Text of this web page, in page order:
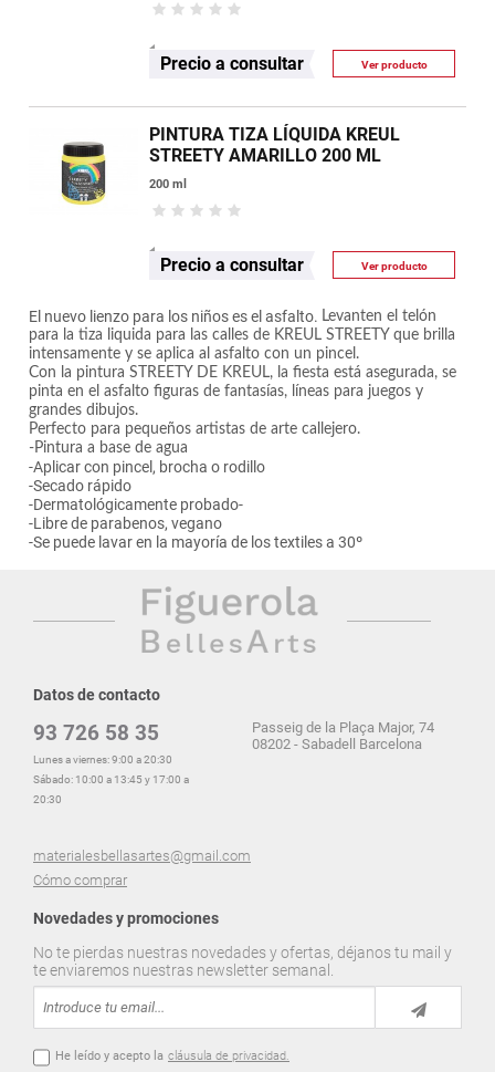
Precio a consultar Ver producto
PINTURA TIZA LÍQUIDA KREUL
STREETY AMARILLO 200 ML
200 ml
Precio a consultar Ver producto
El nuevo lienzo para los niños es el asfalto. Levanten el telón
para la tiza liquida para las calles de KREUL STREETY que brilla
intensamente y se aplica al asfalto con un pincel.
Con la pintura STREETY DE KREUL, la fiesta está asegurada, se
pinta en el asfalto figuras de fantasías, líneas para juegos y
grandes dibujos.
Perfecto para pequeños artistas de arte callejero.
-Pintura a base de agua
-Aplicar con pincel, brocha o rodillo
-Secado rápido
-Dermatológicamente probado-
-Libre de parabenos, vegano
-Se puede lavar en la mayoría de los textiles a 30º
Datos de contacto
93 726 58 35
Lunes a viernes: 9:00 a 20:30
Sábado: 10:00 a 13:45 y 17:00 a
20:30
materialesbellasartes@gmail.com
Cómo comprar
Passeig de la Plaça Major, 74
08202 - Sabadell Barcelona
Novedades y promociones
No te pierdas nuestras novedades y ofertas, déjanos tu mail y
te enviaremos nuestras newsletter semanal.
He leído y acepto la cláusula de privacidad.